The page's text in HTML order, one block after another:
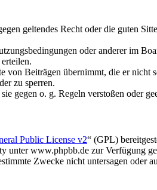
geltendes Recht oder die guten
oder anderer im
Beiträgen übernimmt, die er nicht
zu sperren.
gegen o. g. Regeln verstoßen oder
Public License v2“ (GPL)
unter www.phpbb.de zur Verfügung
Zwecke nicht untersagen oder